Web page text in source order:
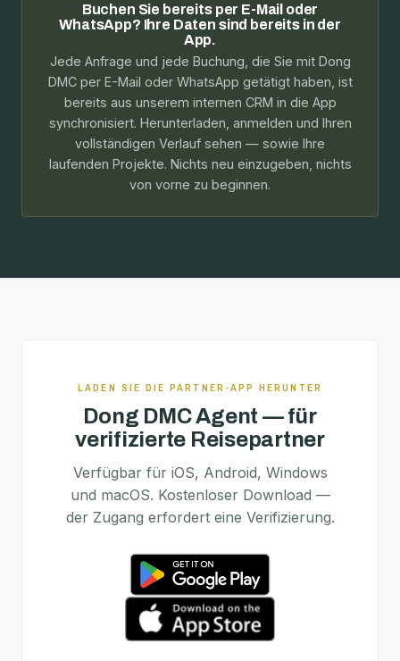
Buchen Sie bereits per E-Mail oder
WhatsApp? Ihre Daten sind bereits in der
App.
Jede Anfrage und jede Buchung, die Sie mit Dong
DMC per E-Mail oder WhatsApp getätigt haben, ist
bereits aus unserem internen CRM in die App
synchronisiert. Herunterladen, anmelden und Ihren
vollständigen Verlauf sehen — sowie Ihre
laufenden Projekte. Nichts neu einzugeben, nichts
von vorne zu beginnen.
LADEN SIE DIE PARTNER-APP HERUNTER
Dong DMC Agent — für
verifizierte Reisepartner
Verfügbar für iOS, Android, Windows
und macOS. Kostenloser Download —
der Zugang erfordert eine Verifizierung.